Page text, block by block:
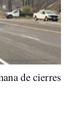
de cierres